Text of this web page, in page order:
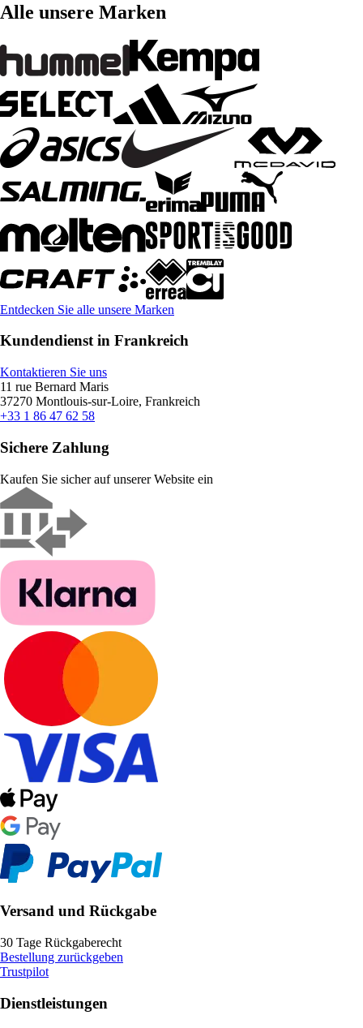
Alle unsere Marken
Entdecken Sie alle unsere Marken
Kundendienst in Frankreich
Kontaktieren Sie uns
11 rue Bernard Maris
37270 Montlouis-sur-Loire, Frankreich
+33 1 86 47 62 58
Sichere Zahlung
Kaufen Sie sicher auf unserer Website ein
Versand und Rückgabe
30 Tage Rückgaberecht
Bestellung zurückgeben
Trustpilot
Dienstleistungen